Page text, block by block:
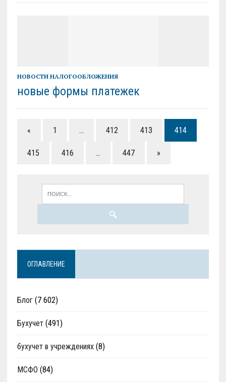
НОВОСТИ НАЛОГООБЛОЖЕНИЯ
новые формы платежек
« 1 … 412 413 414
415 416 … 447 »
ОГЛАВЛЕНИЕ
Блог(7 602)
Бухучет(491)
бухучет в учреждениях(8)
МСФО (84)